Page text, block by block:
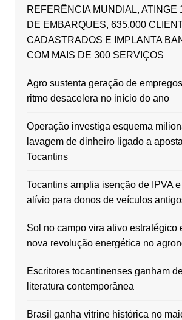
REFERÊNCIA MUNDIAL, ATINGE
DE EMBARQUES, 635.000
CADASTRADOS E IMPLANTA
COM MAIS DE 300 SERVIÇOS
Agro sustenta geração de
ritmo desacelera no início do ano
Operação investiga esquema
lavagem de dinheiro ligado a
Tocantins
Tocantins amplia isenção de IPVA
alívio para donos de veículos
Sol no campo vira ativo estratégico
nova revolução energética no
Escritores tocantinenses ganham
literatura contemporânea
Brasil ganha vitrine histórica no